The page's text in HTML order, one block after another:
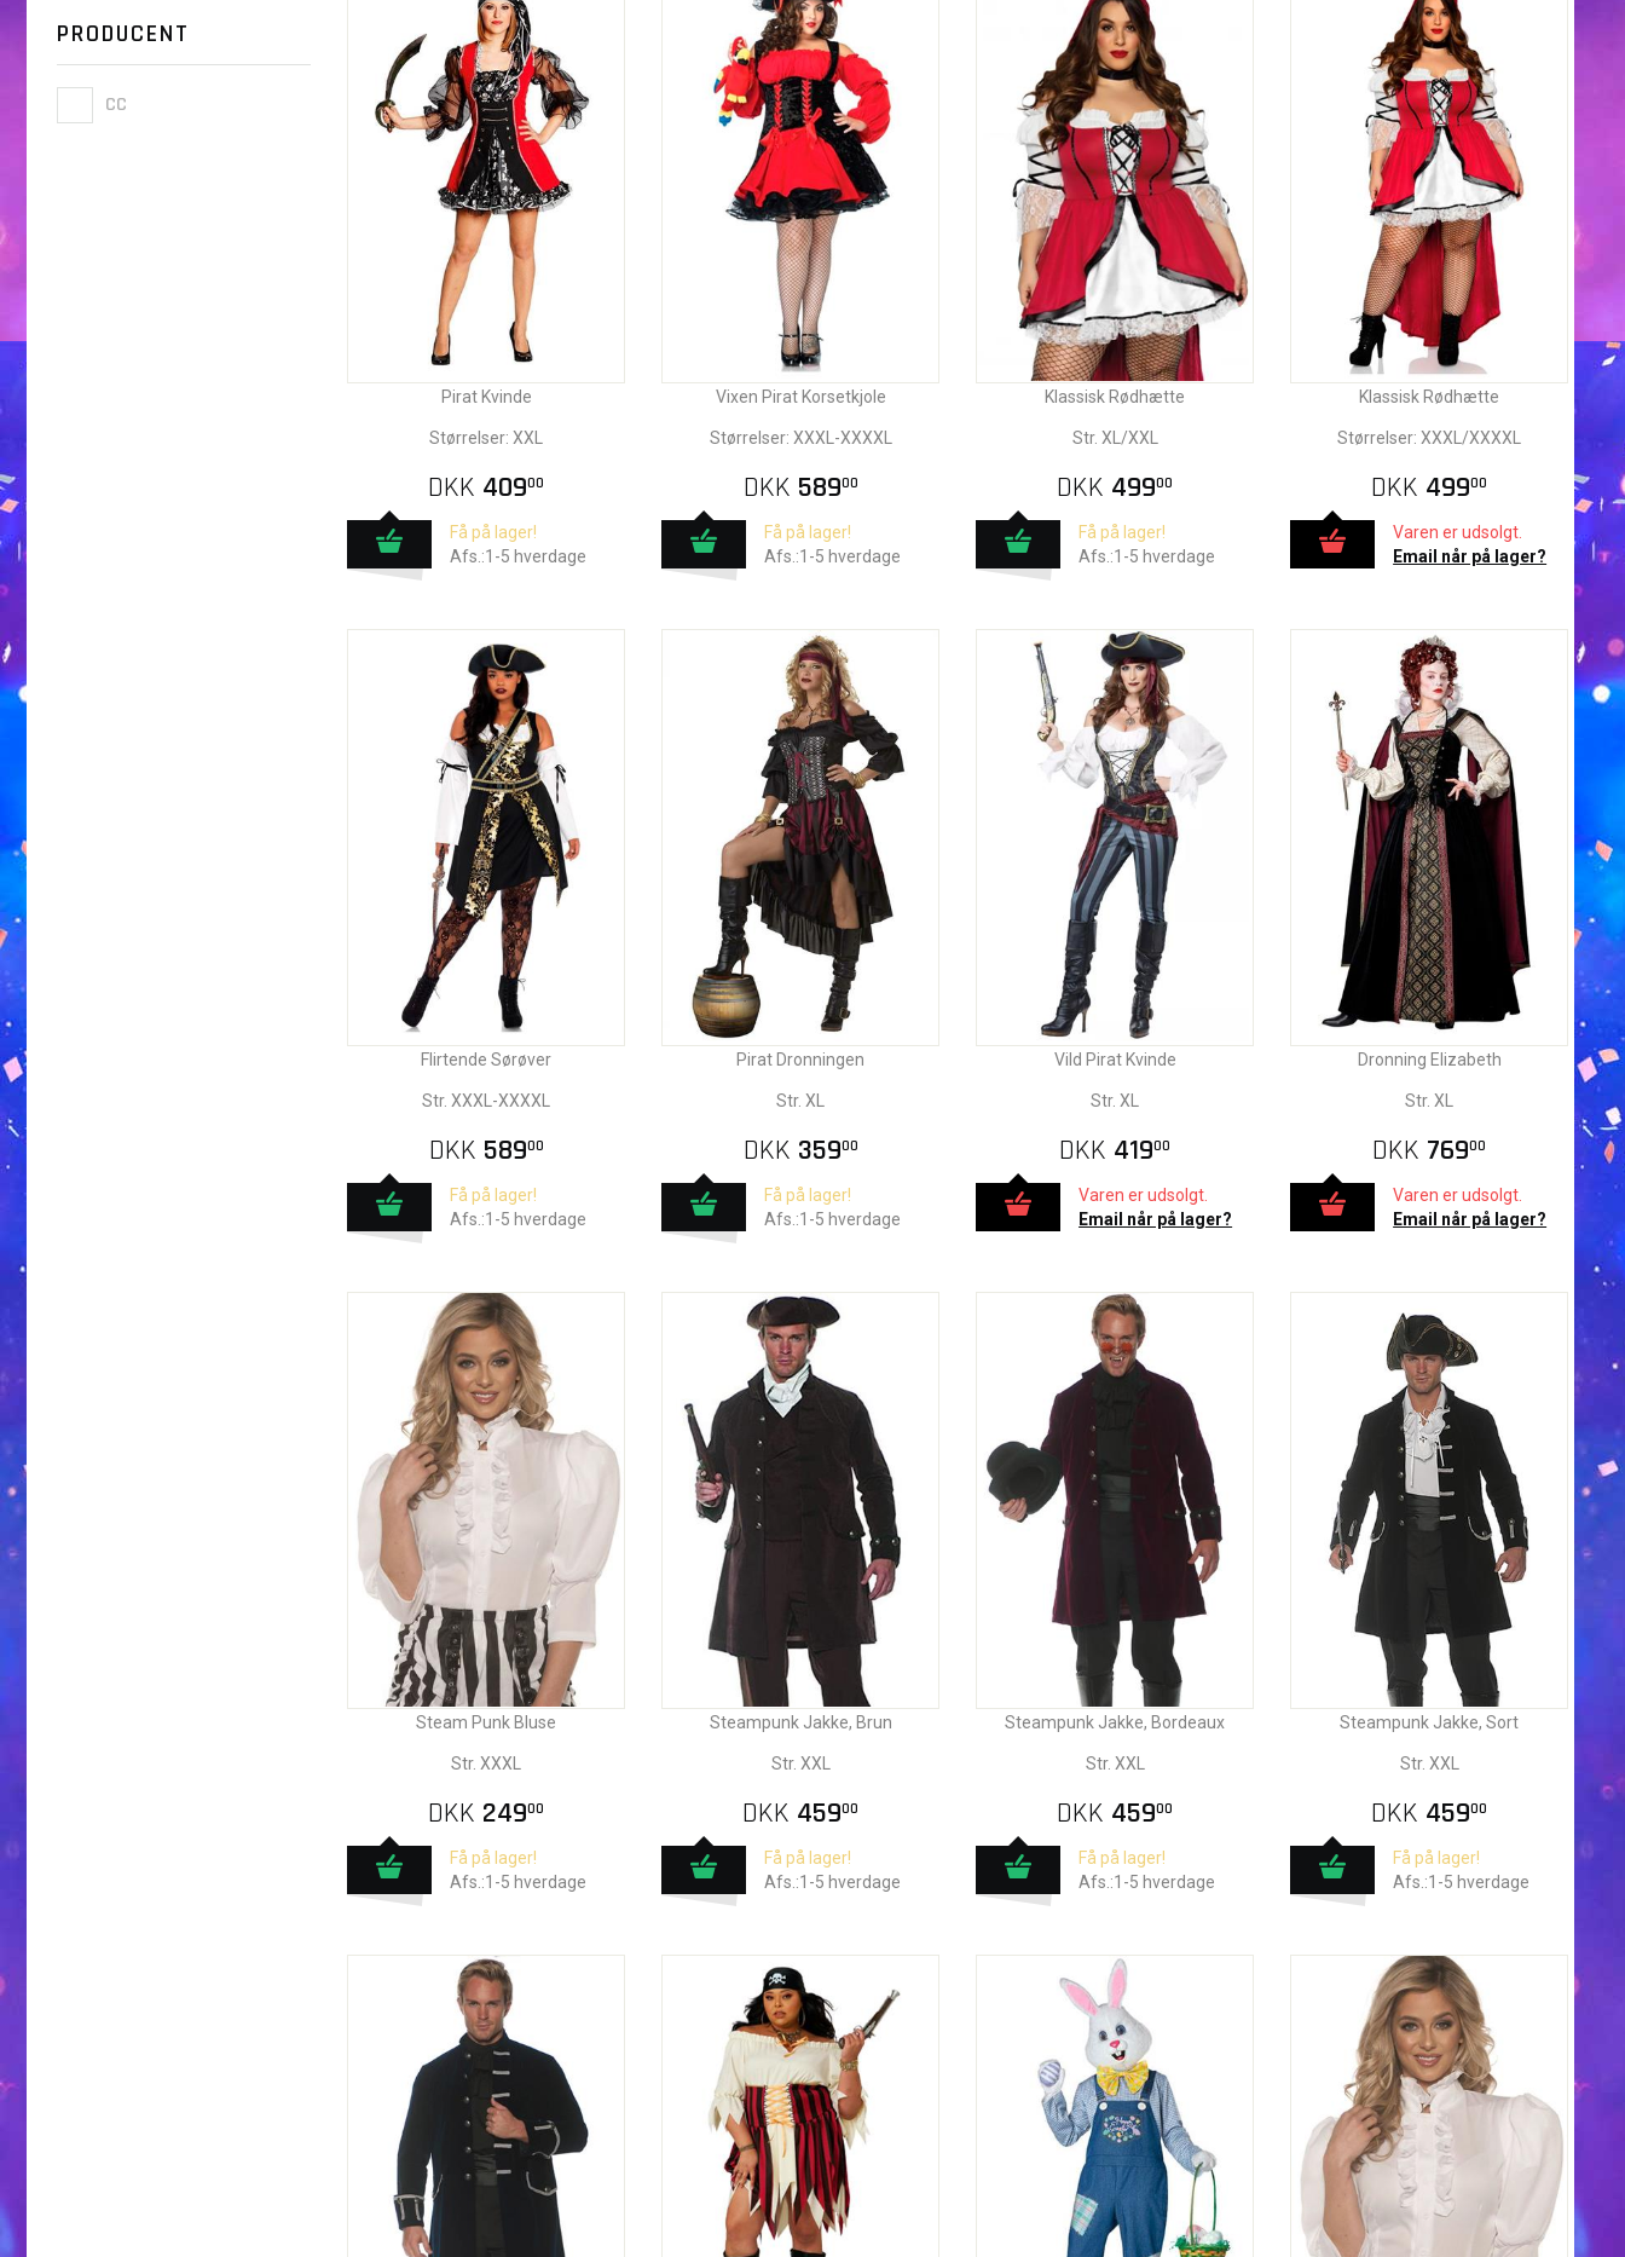
PRODUCENT
CC
Pirat Kvinde
Størrelser: XXL
DKK 40900
Få på lager!
Afs.:1-5 hverdage
Vixen Pirat Korsetkjole
Størrelser: XXXL-XXXXL
DKK 58900
Få på lager!
Afs.:1-5 hverdage
Klassisk Rødhætte
Str. XL/XXL
DKK 49900
Få på lager!
Afs.:1-5 hverdage
Klassisk Rødhætte
Størrelser: XXXL/XXXXL
DKK 49900
Varen er udsolgt.
Email når på lager?
Flirtende Sørøver
Str. XXXL-XXXXL
DKK 58900
Få på lager!
Afs.:1-5 hverdage
Pirat Dronningen
Str. XL
DKK 35900
Få på lager!
Afs.:1-5 hverdage
Vild Pirat Kvinde
Str. XL
DKK 41900
Varen er udsolgt.
Email når på lager?
Dronning Elizabeth
Str. XL
DKK 76900
Varen er udsolgt.
Email når på lager?
Steam Punk Bluse
Str. XXXL
DKK 24900
Få på lager!
Afs.:1-5 hverdage
Steampunk Jakke, Brun
Str. XXL
DKK 45900
Få på lager!
Afs.:1-5 hverdage
Steampunk Jakke, Bordeaux
Str. XXL
DKK 45900
Få på lager!
Afs.:1-5 hverdage
Steampunk Jakke, Sort
Str. XXL
DKK 45900
Få på lager!
Afs.:1-5 hverdage